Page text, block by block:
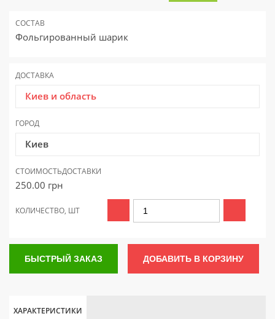
СОСТАВ
Фольгированный шарик
ДОСТАВКА
Киев и область
ГОРОД
Киев
СТОИМОСТЬДОСТАВКИ
250.00 грн
КОЛИЧЕСТВО, ШТ
БЫСТРЫЙ ЗАКАЗ ДОБАВИТЬ В КОРЗИНУ
ХАРАКТЕРИСТИКИ